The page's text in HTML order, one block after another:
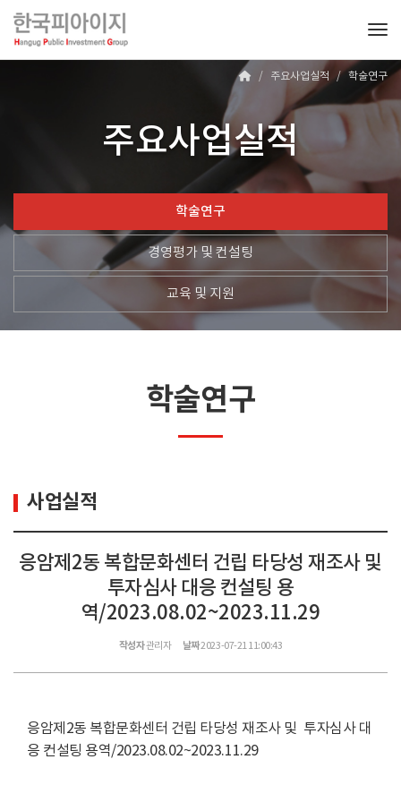
주요사업실적
주요사업실적 학술연구
학술연구
경영평가 및 컨설팅
교육 및 지원
학술연구
사업실적
응암제2동 복합문화센터 건립 타당성 재조사 및
투자심사 대응 컨설팅 용
역/2023.08.02~2023.11.29
작성자관리자 날짜2023-07-21 11:00:43
응암제2동 복합문화센터 건립 타당성 재조사 및 투자심사 대
응 컨설팅 용역/2023.08.02~2023.11.29